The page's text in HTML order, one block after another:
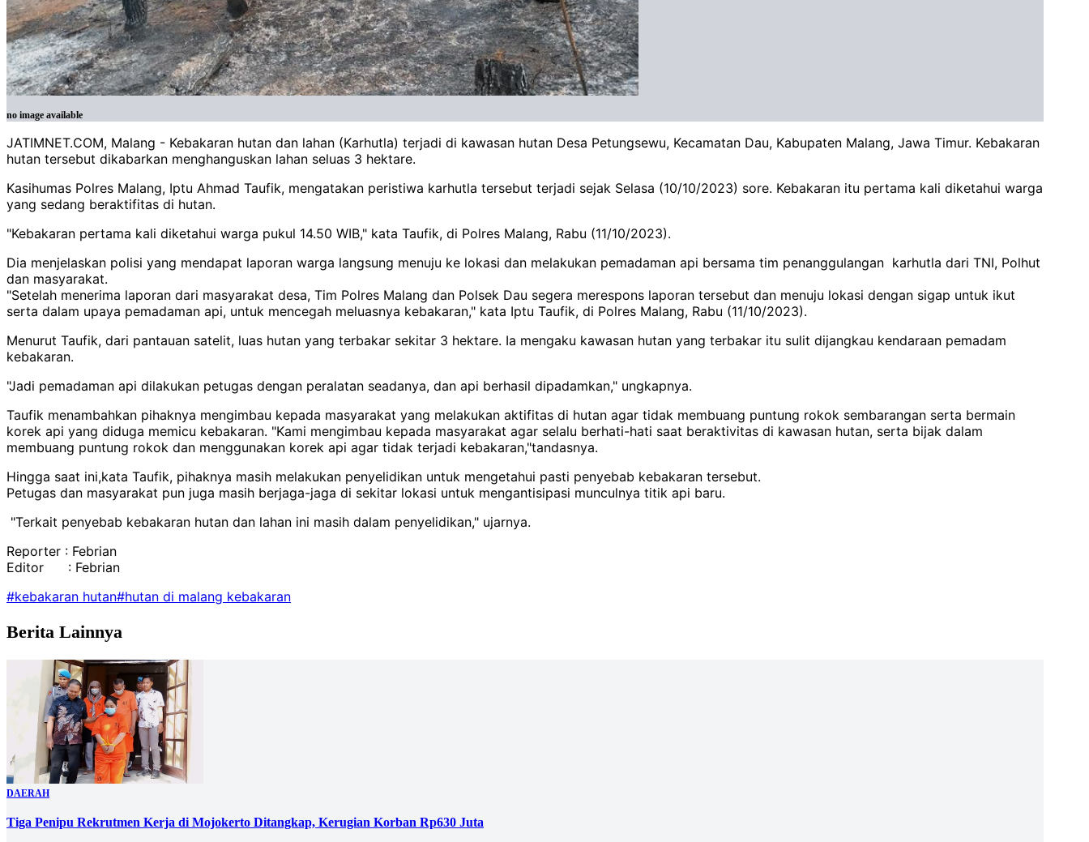
no image available
JATIMNET.COM, Malang - Kebakaran hutan dan lahan (Karhutla) terjadi di kawasan hutan Desa Petungsewu, Kecamatan Dau, Kabupaten Malang, Jawa Timur. Kebakaran
hutan tersebut dikabarkan menghanguskan lahan seluas 3 hektare.
Kasihumas Polres Malang, Iptu Ahmad Taufik, mengatakan peristiwa karhutla tersebut terjadi sejak Selasa (10/10/2023) sore. Kebakaran itu pertama kali diketahui warga
yang sedang beraktifitas di hutan.
"Kebakaran pertama kali diketahui warga pukul 14.50 WIB," kata Taufik, di Polres Malang, Rabu (11/10/2023).
Dia menjelaskan polisi yang mendapat laporan warga langsung menuju ke lokasi dan melakukan pemadaman api bersama tim penanggulangan karhutla dari TNI, Polhut
dan masyarakat.
"Setelah menerima laporan dari masyarakat desa, Tim Polres Malang dan Polsek Dau segera merespons laporan tersebut dan menuju lokasi dengan sigap untuk ikut
serta dalam upaya pemadaman api, untuk mencegah meluasnya kebakaran," kata Iptu Taufik, di Polres Malang, Rabu (11/10/2023).
Menurut Taufik, dari pantauan satelit, luas hutan yang terbakar sekitar 3 hektare. Ia mengaku kawasan hutan yang terbakar itu sulit dijangkau kendaraan pemadam
kebakaran.
"Jadi pemadaman api dilakukan petugas dengan peralatan seadanya, dan api berhasil dipadamkan," ungkapnya.
Taufik menambahkan pihaknya mengimbau kepada masyarakat yang melakukan aktifitas di hutan agar tidak membuang puntung rokok sembarangan serta bermain
korek api yang diduga memicu kebakaran. "Kami mengimbau kepada masyarakat agar selalu berhati-hati saat beraktivitas di kawasan hutan, serta bijak dalam
membuang puntung rokok dan menggunakan korek api agar tidak terjadi kebakaran,"tandasnya.
Hingga saat ini,kata Taufik, pihaknya masih melakukan penyelidikan untuk mengetahui pasti penyebab kebakaran tersebut.
Petugas dan masyarakat pun juga masih berjaga-jaga di sekitar lokasi untuk mengantisipasi munculnya titik api baru.
"Terkait penyebab kebakaran hutan dan lahan ini masih dalam penyelidikan," ujarnya.
Reporter : Febrian
Editor : Febrian
#kebakaran hutan#hutan di malang kebakaran
Berita Lainnya
DAERAH
Tiga Penipu Rekrutmen Kerja di Mojokerto Ditangkap, Kerugian Korban Rp630 Juta